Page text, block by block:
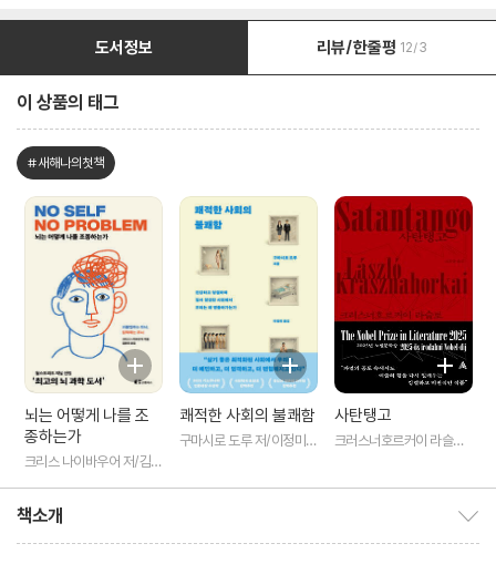
도서정보 리뷰/한줄평 12/3
이 상품의 태그
#새해나의첫책
뇌는 어떻게 나를 조
종하는가
크리스 나이바우어 저/김윤
쾌적한 사회의 불쾌함
구마시로 도루 저/이정미
사탄탱고
크러스너호르커이 라슬로
책소개